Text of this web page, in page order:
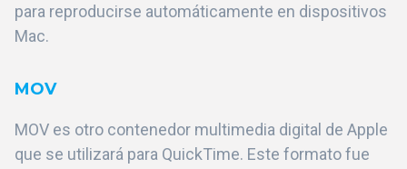
para reproducirse automáticamente en dispositivos
Mac.
MOV
MOV es otro contenedor multimedia digital de Apple
que se utilizará para QuickTime. Este formato fue